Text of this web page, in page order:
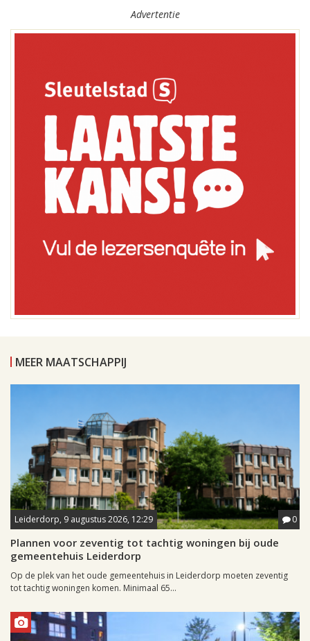
Advertentie
MEER MAATSCHAPPIJ
Leiderdorp, 9 augustus 2026, 12:29 0
Plannen voor zeventig tot tachtig woningen bij oude
gemeentehuis Leiderdorp
Op de plek van het oude gemeentehuis in Leiderdorp moeten zeventig
tot tachtig woningen komen. Minimaal 65...